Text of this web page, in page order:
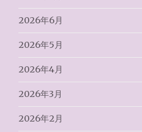
2026年6月
2026年5月
2026年4月
2026年3月
2026年2月